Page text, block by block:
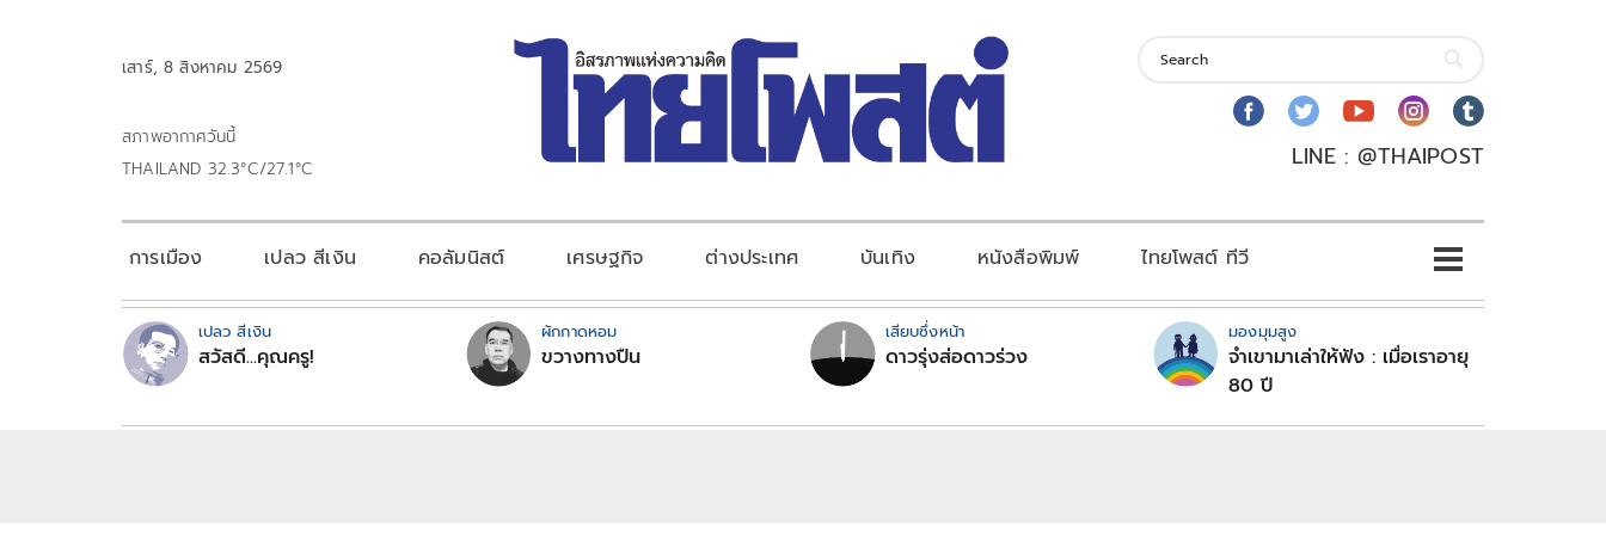
เสาร์, 8 สิงหาคม 2569
สภาพอากาศวันนี้
THAILAND 32.3°C/27.1°C
LINE : @THAIPOST
การเมือง เปลว สีเงิน คอลัมนิสต์ เศรษฐกิจ ต่างประเทศ บันเทิง หนังสือพิมพ์ ไทยโพสต์ ทีวี
เปลว สีเงิน
สวัสดี...คุณครู!
ผักกาดหอม
ขวางทางปืน
เสียบซึ่งหน้า
ดาวรุ่งส่อดาวร่วง
มองมุมสูง
จำเขามาเล่าให้ฟัง : เมื่อเราอายุ
80 ปี